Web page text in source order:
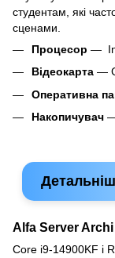
студентам, які
сценами.
Процесор —
Відеокарта —
Оперативна
Накопичувач
Alfa Server Archi
Core i9-14900KF і